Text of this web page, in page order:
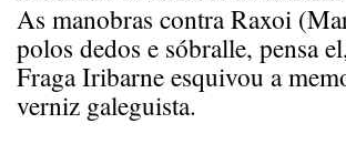
As manobras contra Raxoi
polos dedos e sóbralle, pensa
Fraga Iribarne esquivou a
verniz galeguista.